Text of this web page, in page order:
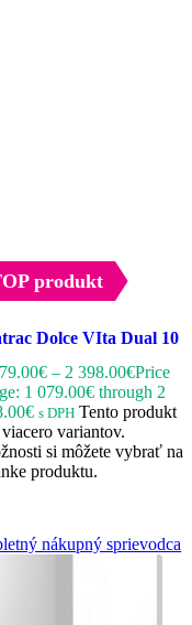
produkt
Dolce VIta Dual 10
€ – 2 398.00€Price
1 079.00€ through 2
s DPH Tento produkt
variantov.
si môžete vybrať na
produktu.
nákupný sprievodca